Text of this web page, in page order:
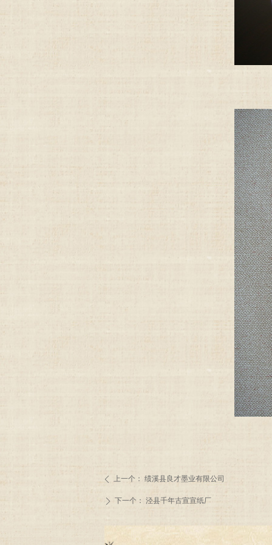
ꄴ 上一个： 绩溪县良才墨业有限公司
ꄲ 下一个： 泾县千年古宣宣纸厂